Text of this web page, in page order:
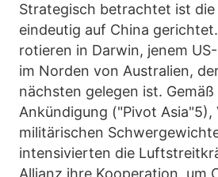
Strategisch betrachtet ist die
eindeutig auf China
rotieren in Darwin, jenem
im Norden von Australien,
nächsten gelegen ist. Gemäß
Ankündigung ("Pivot Asia"5),
militärischen
intensivierten die
Allianz ihre Kooperation, um